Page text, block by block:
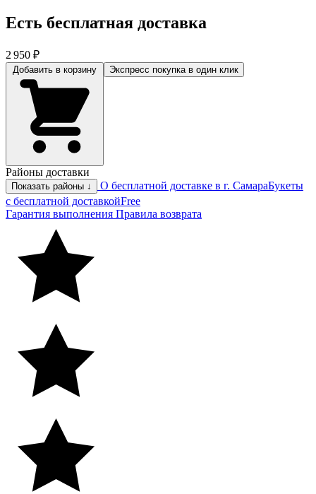
Есть бесплатная доставка
2 950 ₽
Экспресс покупка в один клик
Районы доставки
Показать районы ↓ О бесплатной доставке в г. СамараБукеты
с бесплатной доставкойFree
Гарантия выполнения Правила возврата